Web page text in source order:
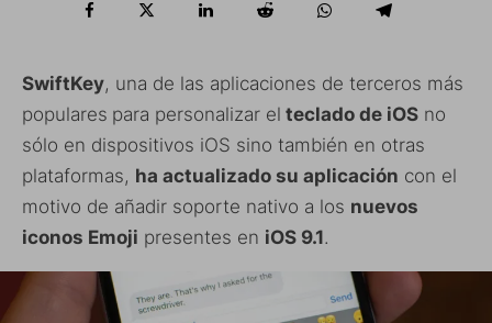
SwiftKey, una de las aplicaciones de terceros más
populares para personalizar el teclado de iOS no
sólo en dispositivos iOS sino también en otras
plataformas, ha actualizado su aplicación con el
motivo de añadir soporte nativo a los nuevos
iconos Emoji presentes en iOS 9.1.